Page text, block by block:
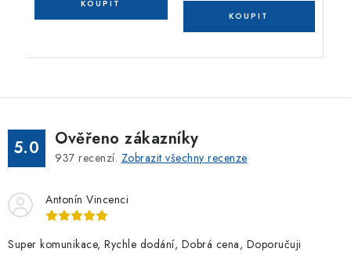
5.0 Ověřeno zákazníky
937 recenzí. Zobrazit všechny recenze
Antonín Vincenci
Super komunikace, Rychle dodání, Dobrá cena, Doporučuji